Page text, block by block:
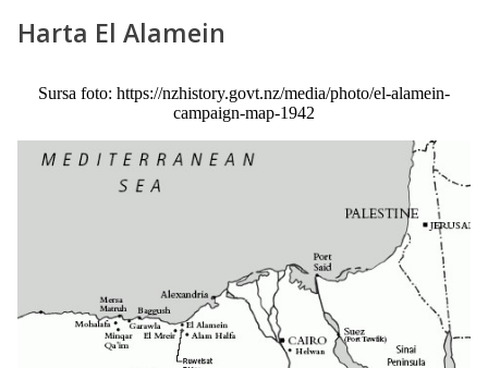
Harta El Alamein
Sursa foto: https://nzhistory.govt.nz/media/photo/el-alamein-
campaign-map-1942